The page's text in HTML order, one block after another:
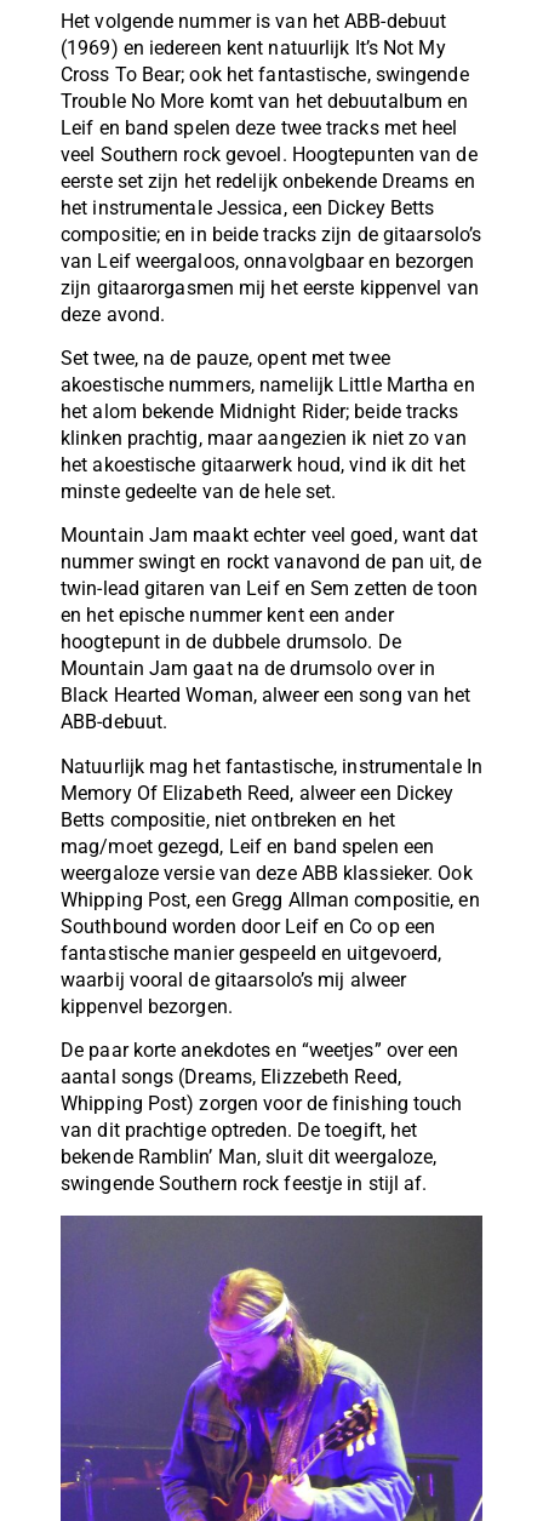
Het volgende nummer is van het ABB-debuut
(1969) en iedereen kent natuurlijk It’s Not My
Cross To Bear; ook het fantastische, swingende
Trouble No More komt van het debuutalbum en
Leif en band spelen deze twee tracks met heel
veel Southern rock gevoel. Hoogtepunten van de
eerste set zijn het redelijk onbekende Dreams en
het instrumentale Jessica, een Dickey Betts
compositie; en in beide tracks zijn de gitaarsolo’s
van Leif weergaloos, onnavolgbaar en bezorgen
zijn gitaarorgasmen mij het eerste kippenvel van
deze avond.
Set twee, na de pauze, opent met twee
akoestische nummers, namelijk Little Martha en
het alom bekende Midnight Rider; beide tracks
klinken prachtig, maar aangezien ik niet zo van
het akoestische gitaarwerk houd, vind ik dit het
minste gedeelte van de hele set.
Mountain Jam maakt echter veel goed, want dat
nummer swingt en rockt vanavond de pan uit, de
twin-lead gitaren van Leif en Sem zetten de toon
en het epische nummer kent een ander
hoogtepunt in de dubbele drumsolo. De
Mountain Jam gaat na de drumsolo over in
Black Hearted Woman, alweer een song van het
ABB-debuut.
Natuurlijk mag het fantastische, instrumentale In
Memory Of Elizabeth Reed, alweer een Dickey
Betts compositie, niet ontbreken en het
mag/moet gezegd, Leif en band spelen een
weergaloze versie van deze ABB klassieker. Ook
Whipping Post, een Gregg Allman compositie, en
Southbound worden door Leif en Co op een
fantastische manier gespeeld en uitgevoerd,
waarbij vooral de gitaarsolo’s mij alweer
kippenvel bezorgen.
De paar korte anekdotes en “weetjes” over een
aantal songs (Dreams, Elizzebeth Reed,
Whipping Post) zorgen voor de finishing touch
van dit prachtige optreden. De toegift, het
bekende Ramblin’ Man, sluit dit weergaloze,
swingende Southern rock feestje in stijl af.